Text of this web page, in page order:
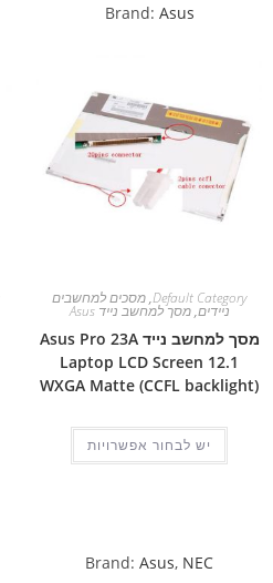
Brand: Asus
Default Category
,מסכים למחשבים
ניידים,מסך למחשב נייד Asus
מסך למחשב נייד Asus Pro 23A
Laptop LCD Screen 12.1
WXGA Matte (CCFL backlight)
יש לבחור אפשרויות
Brand: Asus, NEC